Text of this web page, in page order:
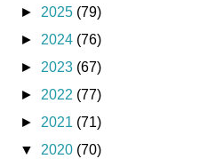
► 2025 (79)
► 2024 (76)
► 2023 (67)
► 2022 (77)
► 2021 (71)
▼ 2020 (70)